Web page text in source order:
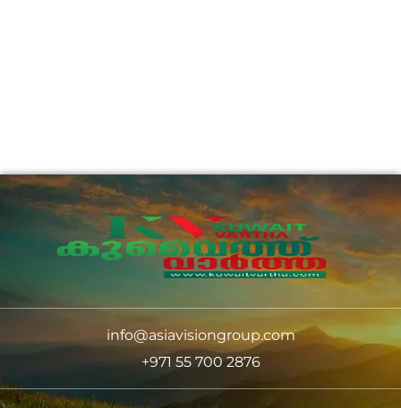
info@asiavisiongroup.com
+971 55 700 2876